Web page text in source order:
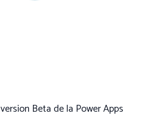
Beta de la Power Apps